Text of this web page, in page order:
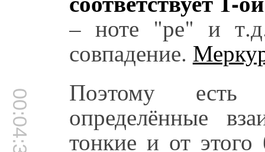
– ноте "ре" и
совпадение.
00:04:34 Поэтому есть
определённые
тонкие и от